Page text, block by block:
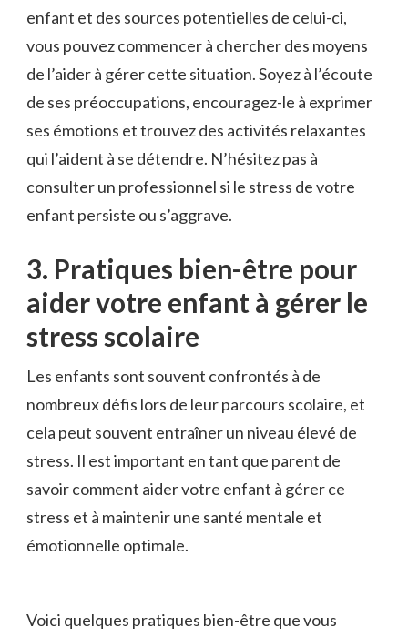
enfant et des sources potentielles de celui-ci,
vous pouvez commencer à chercher des moyens
de l’aider à gérer cette situation. Soyez à l’écoute‍
de ses préoccupations, encouragez-le à exprimer
ses émotions et trouvez des ⁢activités relaxantes
qui l’aident à se détendre. N’hésitez pas à
consulter un professionnel si ⁢le stress de votre
enfant persiste ou s’aggrave.
3. ‌Pratiques bien-être pour
aider votre enfant à gérer le
stress scolaire
Les enfants sont souvent confrontés à de
nombreux⁢ défis lors de leur parcours scolaire, et
cela peut souvent ‍entraîner un niveau élevé de
stress. Il ‍est important en tant que parent de
savoir ​comment aider votre enfant à ​gérer ce
stress et à maintenir une santé mentale et
émotionnelle optimale.
Voici quelques pratiques bien-être que vous